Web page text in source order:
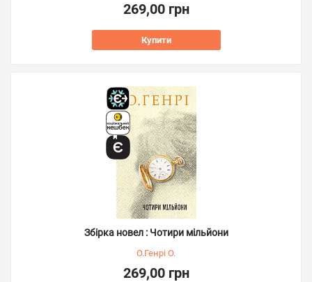
269,00 грн
Купити
Збірка новел : Чотири мільйони
О.Генрі О.
269,00 грн